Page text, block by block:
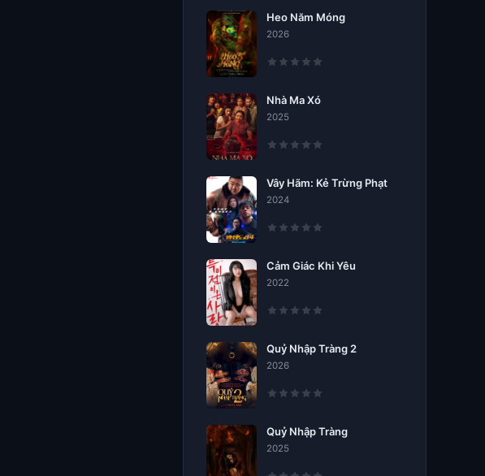
Heo Năm Móng
2026
Nhà Ma Xó
2025
Vây Hãm: Kẻ Trừng Phạt
2024
Cảm Giác Khi Yêu
2022
Quỷ Nhập Tràng 2
2026
Quỷ Nhập Tràng
2025